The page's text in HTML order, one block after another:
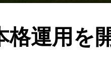
格運用を